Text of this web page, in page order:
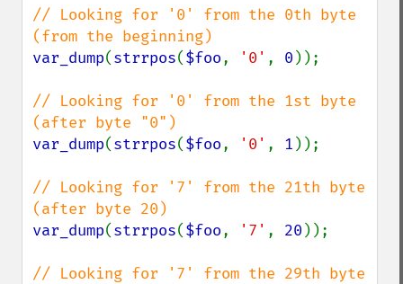
// Looking for '0' from the 0th byte
var_dump(strrpos($foo, '0' , 0 ));
// Looking for '0' from the 1st byte
var_dump(strrpos($foo, '0' , 1 ));
// Looking for '7' from the 21th byte
var_dump(strrpos($foo, '7' , 20 ));
// Looking for '7' from the 29th byte